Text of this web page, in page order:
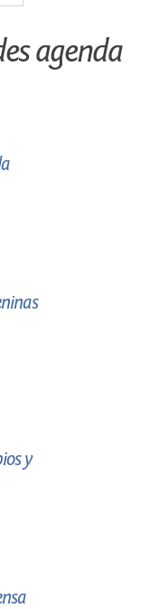
agenda
y